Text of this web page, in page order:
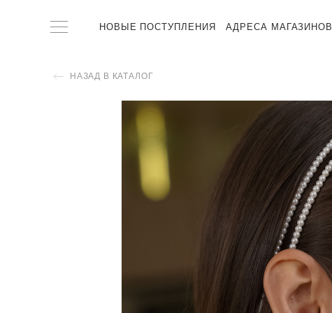
НОВЫЕ ПОСТУПЛЕНИЯ АДРЕСА МАГАЗИНОВ
НАЗАД В КАТАЛОГ